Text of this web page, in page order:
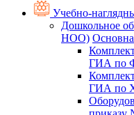
Учебно-
Дошкольное
НОО)
ГИА по
ГИА по